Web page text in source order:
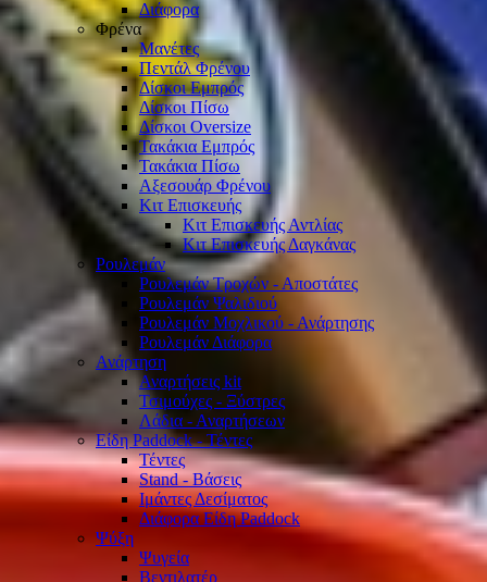
Διάφορα
Φρένα
Μανέτες
Πεντάλ Φρένου
Δίσκοι Εμπρός
Δίσκοι Πίσω
Δίσκοι Oversize
Τακάκια Εμπρός
Τακάκια Πίσω
Αξεσουάρ Φρένου
Κιτ Επισκευής
Κιτ Επισκευής Αντλίας
Κιτ Επισκευής Δαγκάνας
Ρουλεμάν
Ρουλεμάν Τροχών - Αποστάτες
Ρουλεμάν Ψαλιδιού
Ρουλεμάν Μοχλικού - Ανάρτησης
Ρουλεμάν Διάφορα
Ανάρτηση
Αναρτήσεις kit
Τσιμούχες - Ξύστρες
Λάδια - Αναρτήσεων
Είδη Paddock - Τέντες
Τέντες
Stand - Βάσεις
Ιμάντες Δεσίματος
Διάφορα Είδη Paddock
Ψύξη
Ψυγεία
Βεντιλατέρ